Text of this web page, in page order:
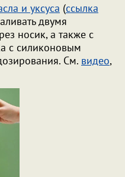
и уксуса (ссылка
двумя
носик, а также с
с силиконовым
См. видео,